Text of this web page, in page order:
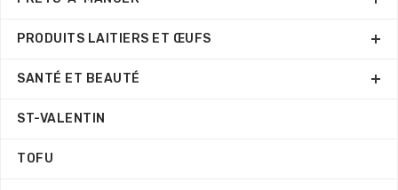
PRODUITS LAITIERS ET ŒUFS
SANTÉ ET BEAUTÉ
ST-VALENTIN
TOFU